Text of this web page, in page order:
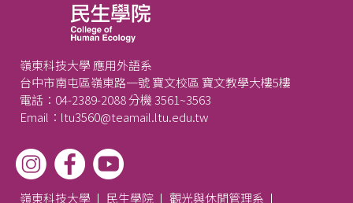
嶺東科技大學 應用外語系
台中市南屯區嶺東路一號 寶文校區 寶文教學大樓5樓
電話：04-2389-2088 分機 3561~3563
Email：ltu3560@teamail.ltu.edu.tw
嶺東科技大學 民生學院 觀光與休閒管理系